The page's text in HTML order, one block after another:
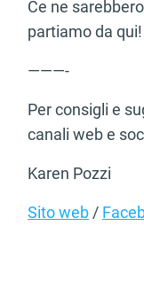
Ce ne
partiamo da
———-
Per consigli e
canali web e
Karen Pozzi
Sito web/